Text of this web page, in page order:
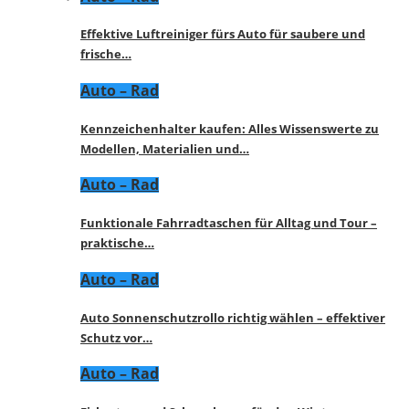
Effektive Luftreiniger fürs Auto für saubere und
frische…
Auto – Rad
Kennzeichenhalter kaufen: Alles Wissenswerte zu
Modellen, Materialien und…
Auto – Rad
Funktionale Fahrradtaschen für Alltag und Tour –
praktische…
Auto – Rad
Auto Sonnenschutzrollo richtig wählen – effektiver
Schutz vor…
Auto – Rad